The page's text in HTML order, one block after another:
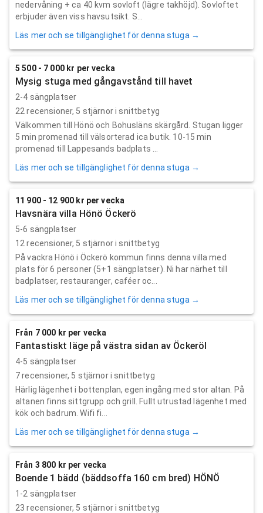
nedervåning + ca 40 kvm sovloft (lägre takhöjd). Sovloftet
erbjuder även viss havsutsikt. S...
Läs mer och se tillgänglighet för denna stuga →
5 500 - 7 000 kr per vecka
Mysig stuga med gångavstånd till havet
2-4 sängplatser
22 recensioner, 5 stjärnor i snittbetyg
Välkommen till Hönö och Bohusläns skärgård. Stugan ligger
5 min promenad till välsorterad ica butik. 10-15 min
promenad till Lappesands badplats ...
Läs mer och se tillgänglighet för denna stuga →
11 900 - 12 900 kr per vecka
Havsnära villa Hönö Öckerö
5-6 sängplatser
12 recensioner, 5 stjärnor i snittbetyg
På vackra Hönö i Öckerö kommun finns denna villa med
plats för 6 personer (5+1 sängplatser). Ni har närhet till
badplatser, restauranger, caféer oc...
Läs mer och se tillgänglighet för denna stuga →
Från 7 000 kr per vecka
Fantastiskt läge på västra sidan av Öckeröl
4-5 sängplatser
7recensioner, 5 stjärnor i snittbetyg
Härlig lägenhet i bottenplan, egen ingång med stor altan. På
altanen finns sittgrupp och grill. Fullt utrustad lägenhet med
kök och badrum. Wifi fi...
Läs mer och se tillgänglighet för denna stuga →
Från 3 800 kr per vecka
Boende 1 bädd (bäddsoffa 160 cm bred) HÖNÖ
1-2 sängplatser
23 recensioner, 5 stjärnor i snittbetyg